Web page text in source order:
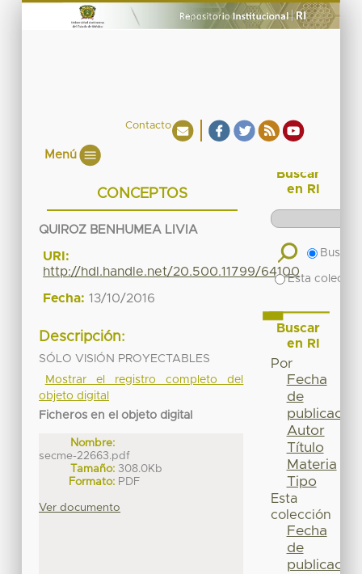
Contacto
Menú
CONCEPTOS
QUIROZ BENHUMEA LIVIA
URI:
http://hdl.handle.net/20.500.11799/64100
Fecha: 13/10/2016
Descripción:
SÓLO VISIÓN PROYECTABLES
Mostrar el registro completo del
objeto digital
Ficheros en el objeto digital
Nombre:
secme-22663.pdf
Tamaño: 308.0Kb
Formato: PDF
Ver documento
Buscar
en RI
Buscar
Esta
Buscar
en RI
Por
Fecha
de
publicación
Autor
Título
Materia
Tipo
Esta
colección
Fecha
de
publicación